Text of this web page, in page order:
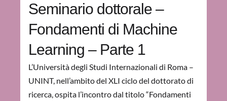
Seminario dottorale –
Fondamenti di Machine
Learning – Parte 1
L’Università degli Studi Internazionali di Roma –
UNINT, nell’ambito del XLI ciclo del dottorato di
ricerca, ospita l’incontro dal titolo “Fondamenti